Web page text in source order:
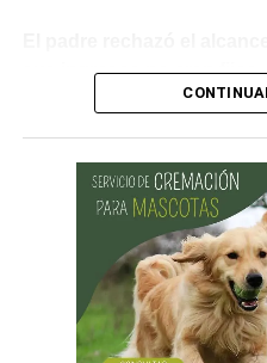
sus ingresos no eran
contable y acompañó
La discusión quedó
era su capacidad
El primer tramo de la
informes tributarios. La
Tributaria de Río Negro
figuraba inscripto en